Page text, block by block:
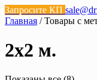
Запросите КП
Главная / Товары с
2х2 м.